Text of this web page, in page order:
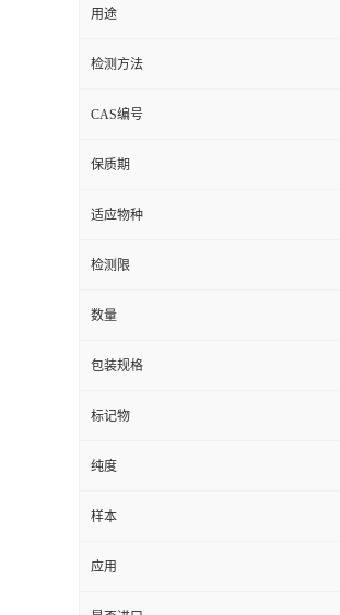
用途
检测方法
CAS编号
保质期
适应物种
检测限
数量
包装规格
标记物
纯度
样本
应用